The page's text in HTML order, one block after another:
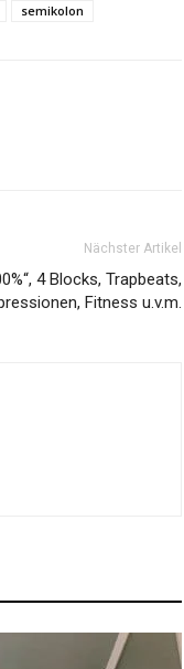
semikolon
Nächster Artikel
4 Blocks, Trapbeats,
Fitness u.v.m.